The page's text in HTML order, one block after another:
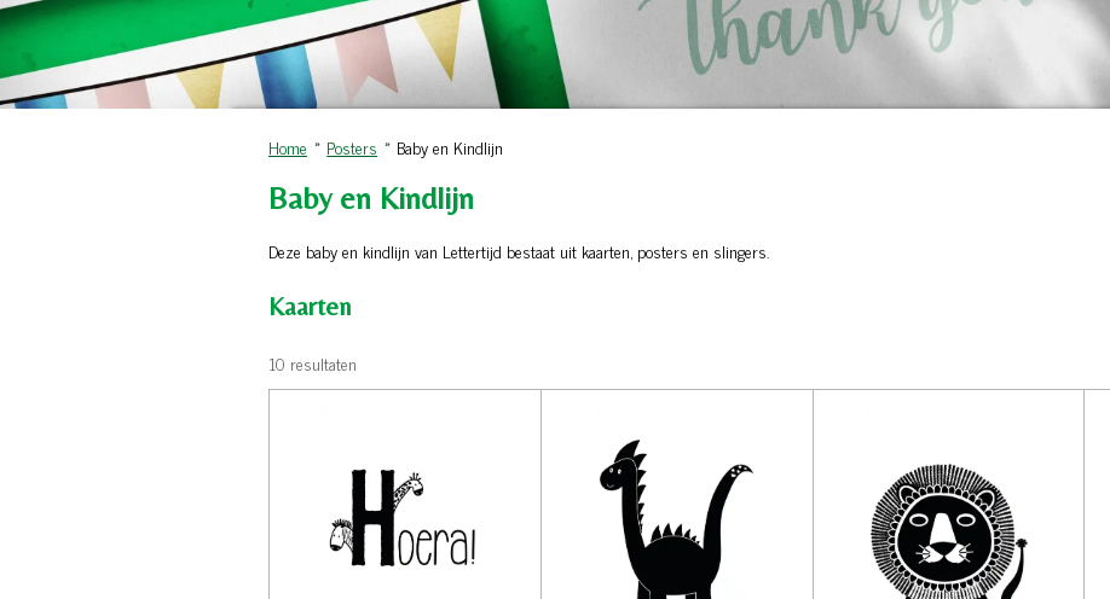
Home » Posters » Baby en Kindlijn
Baby en Kindlijn
Deze baby en kindlijn van Lettertijd bestaat uit kaarten, posters en slingers.
Kaarten
10 resultaten